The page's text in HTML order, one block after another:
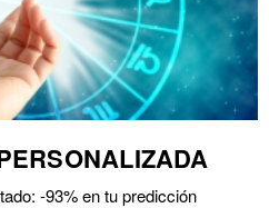
-93% en tu predicción